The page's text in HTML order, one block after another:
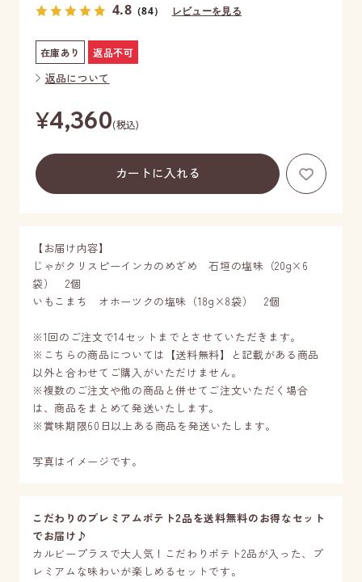
4.8 （84） レビューを見る
在庫あり 返品不可
返品について
¥4,360(税込)
【お届け内容】
じゃがクリスピーインカのめざめ 石垣の塩味（20g×6
袋） 2個
いもこまち オホーツクの塩味（18g×8袋） 2個
※1回のご注文で14セットまでとさせていただきます。
※こちらの商品については【送料無料】と記載がある商品
以外と合わせてご購入がいただけません。
※複数のご注文や他の商品と併せてご注文いただく場合
は、商品をまとめて発送いたします。
※賞味期限60日以上ある商品を発送いたします。
写真はイメージです。
こだわりのプレミアムポテト2品を送料無料のお得なセット
でお届け♪
カルビープラスで大人気！こだわりポテト2品が入った、プ
レミアムな味わいが楽しめるセットです。